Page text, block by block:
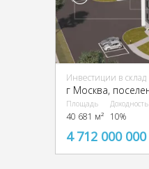
Инвестиции в склад
Площадь
40 681 м²
Доходность
10%
4 712 000 000